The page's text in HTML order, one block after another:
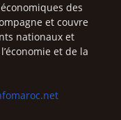
des
et couvre
nationaux et
et de la